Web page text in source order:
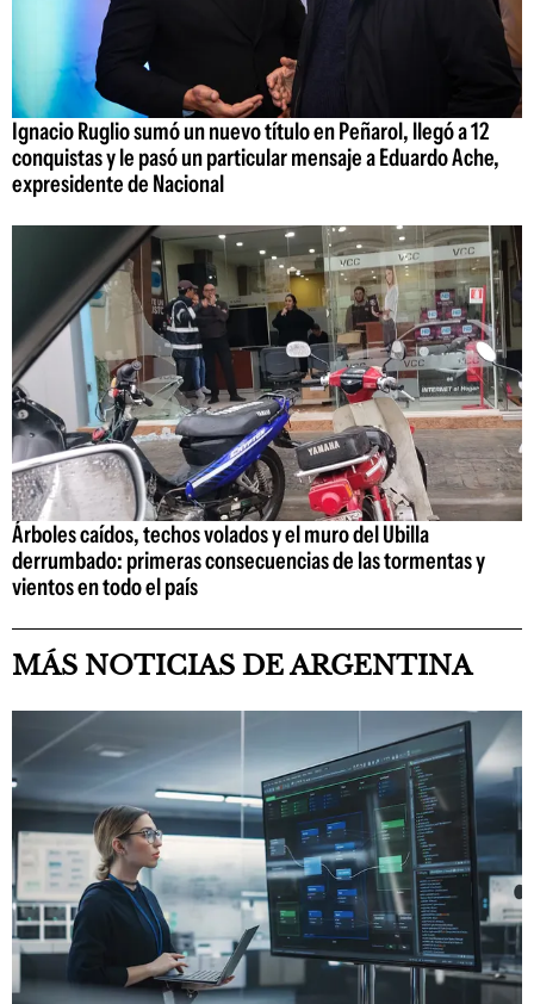
Ignacio Ruglio sumó un nuevo título en Peñarol, llegó a 12
conquistas y le pasó un particular mensaje a Eduardo Ache,
expresidente de Nacional
Árboles caídos, techos volados y el muro del Ubilla
derrumbado: primeras consecuencias de las tormentas y
vientos en todo el país
MÁS NOTICIAS DE ARGENTINA